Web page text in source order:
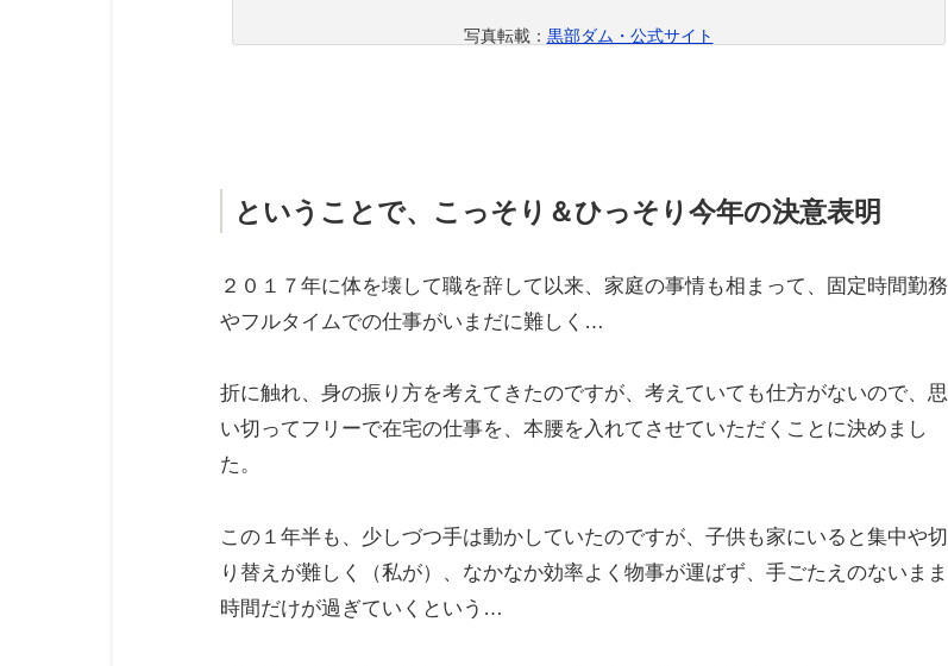
写真転載： 黒部ダム・公式サイト
ということで、こっそり＆ひっそり今年の決意表明
２０１７年に体を壊して職を辞して以来、家庭の事情も相まって、固定時間勤務
やフルタイムでの仕事がいまだに難しく…
折に触れ、身の振り方を考えてきたのですが、考えていても仕方がないので、思
い切ってフリーで在宅の仕事を、本腰を入れてさせていただくことに決めまし
た。
この１年半も、少しづつ手は動かしていたのですが、子供も家にいると集中や切
り替えが難しく（私が）、なかなか効率よく物事が運ばず、手ごたえのないまま
時間だけが過ぎていくという…